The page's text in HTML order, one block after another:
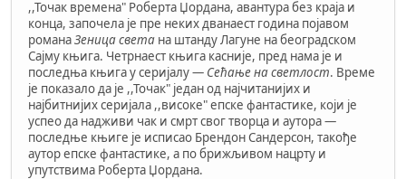
,,Точак времена" Роберта Џордана, авантура без краја и
конца, започела је пре неких дванаест година појавом
романаЗеница света на штанду Лагуне на београдском
Сајму књига. Четрнаест књига касније, пред нама је и
последња књига у серијалу — Сећање на светлост. Време
је показало да је ,,Точак" један од најчитанијих и
најбитнијих серијала ,,високе" епске фантастике, који је
успео да надживи чак и смрт свог творца и аутора —
последње књиге је исписао Брендон Сандерсон, такође
аутор епске фантастике, а по брижљивом нацрту и
упутствима Роберта Џордана.